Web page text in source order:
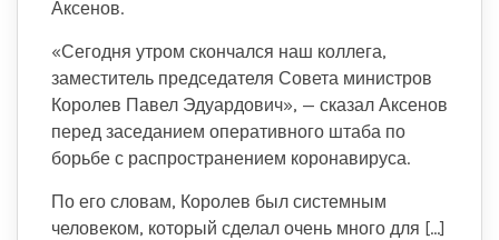
Аксенов.
«Сегодня утром скончался наш коллега,
заместитель председателя Совета министров
Королев Павел Эдуардович», — сказал Аксенов
перед заседанием оперативного штаба по
борьбе с распространением коронавируса.
По его словам, Королев был системным
человеком, который сделал очень много для […]